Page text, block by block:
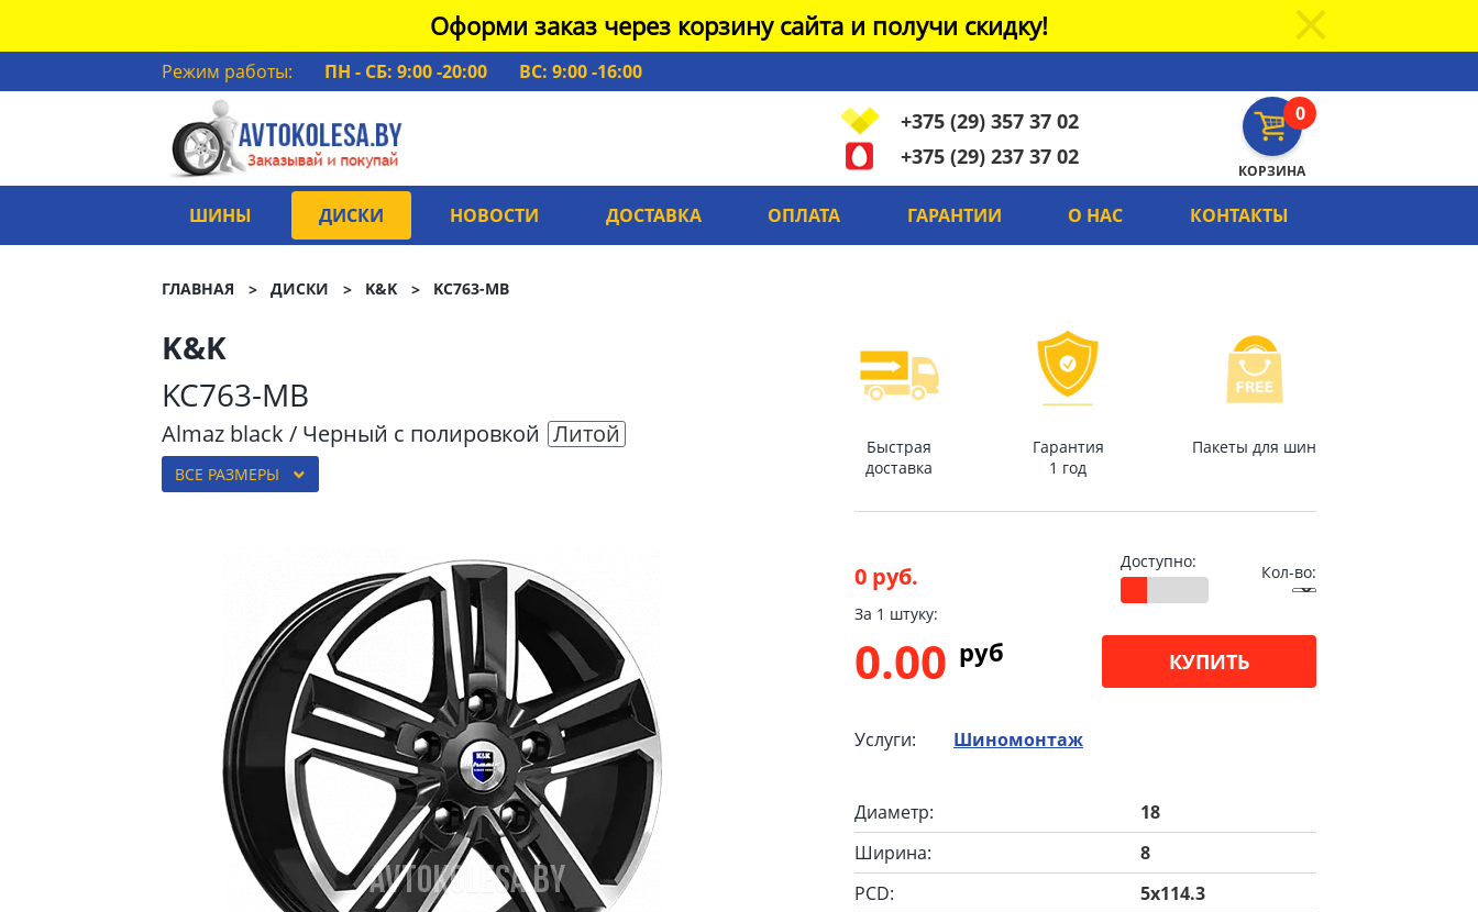
Оформи заказ через корзину сайта и получи скидку!
Режим работы: ПН - СБ: 9:00 -20:00
ВС: 9:00 -16:00
0
КОРЗИНА
+375 (29) 357 37 02
+375 (29) 237 37 02
ШИНЫ ДИСКИ НОВОСТИ ДОСТАВКА ОПЛАТА ГАРАНТИИ О НАС КОНТАКТЫ
ГЛАВНАЯ ДИСКИ K&K KC763-MB
K&K
KC763-MB
Almaz black / Черный с полировкой Литой
ВСЕ РАЗМЕРЫ
Быстрая
доставка
Гарантия
1 год
Пакеты для шин
0 руб.
Доступно:
Кол-во:
За 1 штуку:
0.00 pуб КУПИТЬ
Услуги: Шиномонтаж
Диаметр:
18
Ширина:
8
PCD:
5x114.3